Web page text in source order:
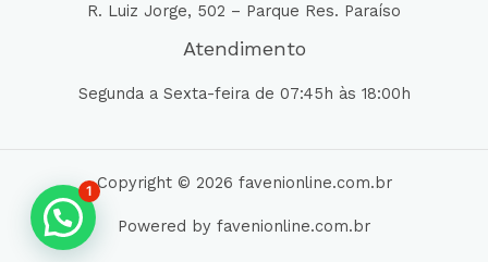
R. Luiz Jorge, 502 – Parque Res. Paraíso
Atendimento
Segunda a Sexta-feira de 07:45h às 18:00h
Copyright © 2026 favenionline.com.br
Powered by favenionline.com.br
1